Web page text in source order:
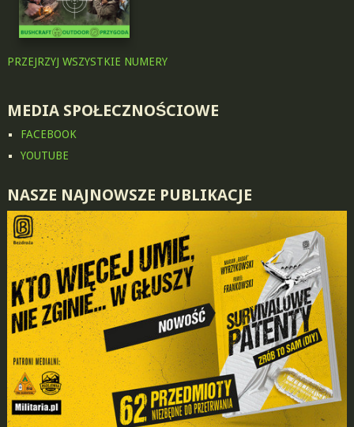
PRZEJRZYJ WSZYSTKIE NUMERY
MEDIA SPOŁECZNOŚCIOWE
FACEBOOK
YOUTUBE
NASZE NAJNOWSZE PUBLIKACJE